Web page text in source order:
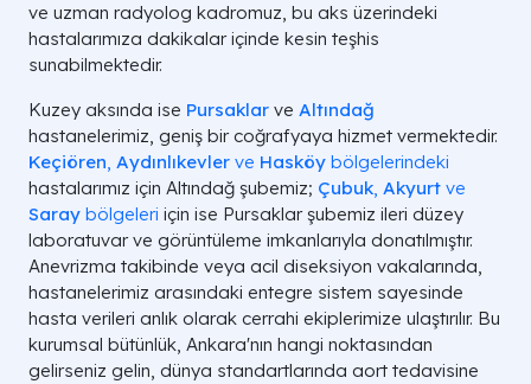
ve uzman radyolog kadromuz, bu aks üzerindeki
hastalarımıza dakikalar içinde kesin teşhis
sunabilmektedir.
Kuzey aksında ise Pursaklar ve Altındağ
hastanelerimiz, geniş bir coğrafyaya hizmet vermektedir.
Keçiören, Aydınlıkevler ve Hasköy bölgelerindeki
hastalarımız için Altındağ şubemiz; Çubuk, Akyurt ve
Saray bölgeleri için ise Pursaklar şubemiz ileri düzey
laboratuvar ve görüntüleme imkanlarıyla donatılmıştır.
Anevrizma takibinde veya acil diseksiyon vakalarında,
hastanelerimiz arasındaki entegre sistem sayesinde
hasta verileri anlık olarak cerrahi ekiplerimize ulaştırılır. Bu
kurumsal bütünlük, Ankara'nın hangi noktasından
gelirseniz gelin, dünya standartlarında aort tedavisine